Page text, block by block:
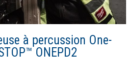
à percussion One-
ONEPD2